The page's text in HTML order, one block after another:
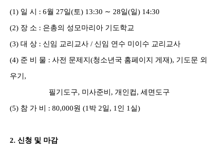
(1) 일 시 : 6월 27일(토) 13:30 ∼ 28일(일) 14:30
(2) 장 소 : 은총의 성모마리아 기도학교
(3) 대 상 : 신임 교리교사 / 신임 연수 미이수 교리교사
(4) 준 비 물 : 사전 문제지 (청소년국 홈페이지 게재), 기도문 외
우기 ,
필기도구, 미사준비 , 개인컵, 세면도구
(5) 참 가 비 : 80,000원 (1 박 2일, 1 인 1 실)
2. 신청 및 마감